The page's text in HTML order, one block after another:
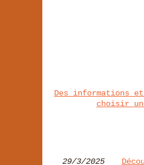
Des informations
choisir
29/3/2025